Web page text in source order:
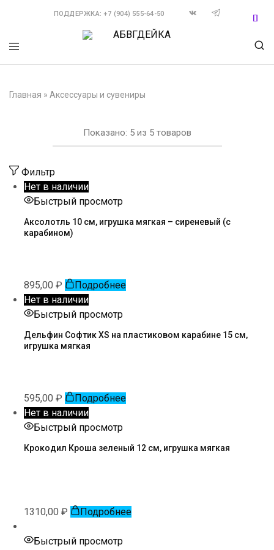
ПОДДЕРЖКА: +7 (904) 555-64-50
АБВГДЕЙКА
Мягкие
и
Главная » Аксессуары и сувениры
Показано: 5 из 5 товаров
Фильтр
Нет в наличии
Быстрый просмотр
Аксолотль 10 см, игрушка мягкая – сиреневый (с
карабином)
895,00 ₽
Подробнее
Нет в наличии
Быстрый просмотр
Дельфин Софтик XS на пластиковом карабине 15 см,
игрушка мягкая
595,00 ₽
Подробнее
Нет в наличии
Быстрый просмотр
Крокодил Кроша зеленый 12 см, игрушка мягкая
1310,00 ₽ Подробнее
Быстрый просмотр